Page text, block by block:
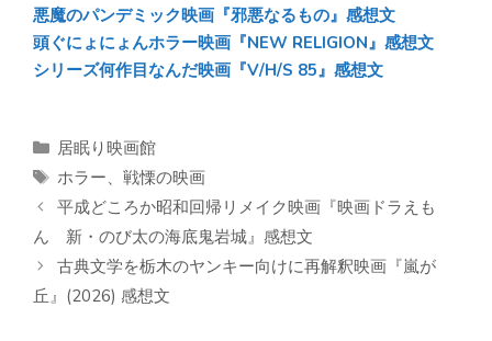
悪魔のパンデミック映画『邪悪なるもの』感想文
頭ぐにょにょんホラー映画『NEW RELIGION』感想文
シリーズ何作目なんだ映画『V/H/S 85』感想文
カ
テ
ゴ
リ
ー
居眠り映画館
タ
グ
ホラー、 戦慄の映画
平成どころか昭和回帰リメイク映画『映画ドラえも
ん 新・のび太の海底鬼岩城』感想文
古典文学を栃木のヤンキー向けに再解釈映画『嵐が
丘』(2026) 感想文